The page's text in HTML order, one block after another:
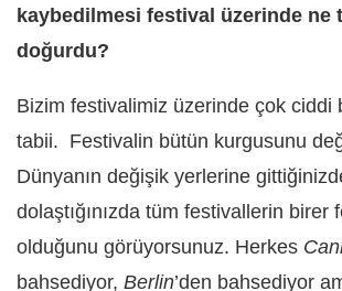
kaybedilmesi festival üzerinde ne
doğurdu?
Bizim festivalimiz üzerinde çok ciddi
tabii. Festivalin bütün kurgusunu
Dünyanın değişik yerlerine
dolaştığınızda tüm festivallerin birer
olduğunu görüyorsunuz. Herkes
bahsediyor, Berlin’den bahsediyor